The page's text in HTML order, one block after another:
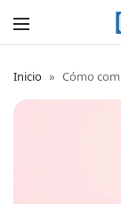
Inicio » Cómo